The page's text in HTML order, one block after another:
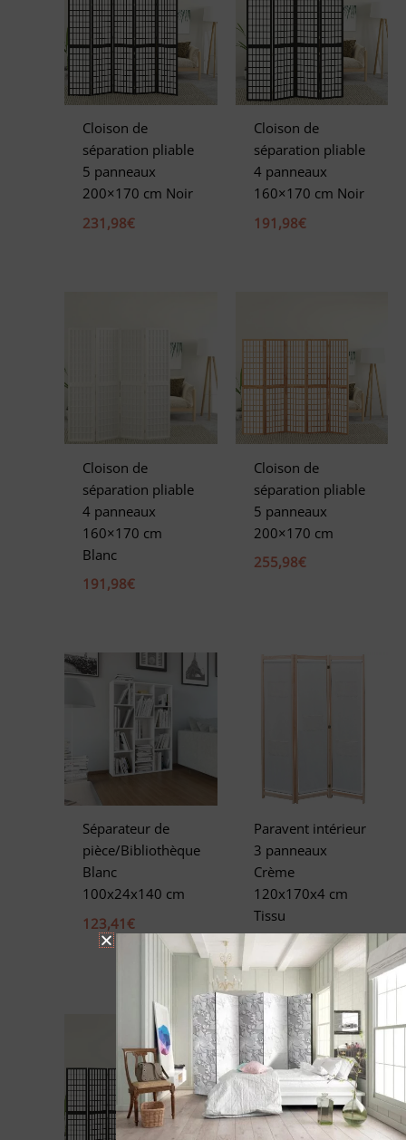
Cloison de
séparation pliable
5 panneaux
200×170 cm Noir
231,98€
Cloison de
séparation pliable
4 panneaux
160×170 cm Noir
191,98€
Cloison de
séparation pliable
4 panneaux
160×170 cm
Blanc
191,98€
Cloison de
séparation pliable
5 panneaux
200×170 cm
255,98€
Séparateur de
pièce/Bibliothèque
Blanc
100x24x140 cm
123,41€
Paravent intérieur
3 panneaux
Crème
120x170x4 cm
Tissu
100,78